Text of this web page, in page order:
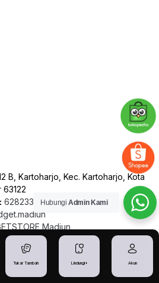
B, Kartoharjo, Kec. Kartoharjo, Kota
6282337081823
Madiun
IBGADGETSTORE – Toko iPhone
Tukar Tambah Lindungi+ Akun
Hubungi Admin Kami